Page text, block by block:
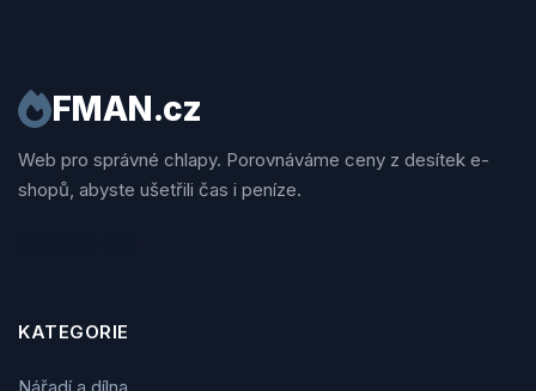
FMAN.cz
Web pro správné chlapy. Porovnáváme ceny z desítek e-
shopů, abyste ušetřili čas i peníze.
KATEGORIE